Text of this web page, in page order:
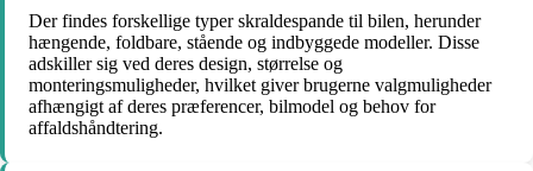
Der findes forskellige typer skraldespande til bilen, herunder
hængende, foldbare, stående og indbyggede modeller. Disse
adskiller sig ved deres design, størrelse og
monteringsmuligheder, hvilket giver brugerne valgmuligheder
afhængigt af deres præferencer, bilmodel og behov for
affaldshåndtering.